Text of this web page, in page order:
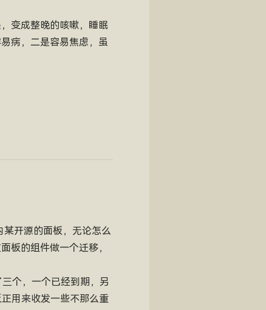
变成整晚的咳嗽，睡眠
病，二是容易焦虑，虽
开源的面板，无论怎么
板的组件做一个迁移，
个，一个已经到期，另
用来收发一些不那么重